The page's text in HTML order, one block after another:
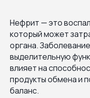
Нефрит — это
который может
органа.
выделительную
влияет на
продукты обмена и
баланс.